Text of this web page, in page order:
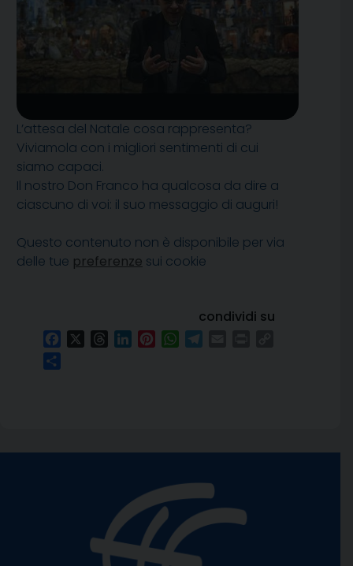
L’attesa del Natale cosa rappresenta?
Viviamola con i migliori sentimenti di cui
siamo capaci.
Il nostro Don Franco ha qualcosa da dire a
ciascuno di voi: il suo messaggio di auguri!
Questo contenuto non è disponibile per via
delle tue preferenze sui cookie
condividi su
FacebookThreadsLinkedInPinterestWhatsApp